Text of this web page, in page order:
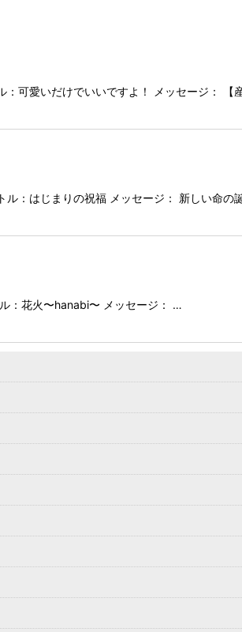
：可愛いだけでいいですよ！ メッセージ： 【
ル：はじまりの祝福 メッセージ： 新しい命の
：花火〜hanabi〜 メッセージ： …